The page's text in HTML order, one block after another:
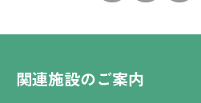
関連施設のご案内